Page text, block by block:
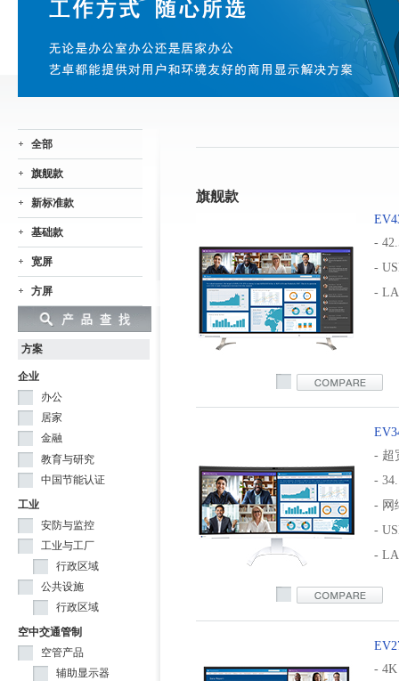
全部
旗舰款
新标准款
基础款
宽屏
方屏
方案
企业
办公
居家
金融
教育与研究
中国节能认证
工业
安防与监控
工业与工厂
行政区域
公共设施
行政区域
空中交通管制
空管产品
辅助显示器
旗舰款
-
-
-
- 超
-
- 网
-
-
- 4K